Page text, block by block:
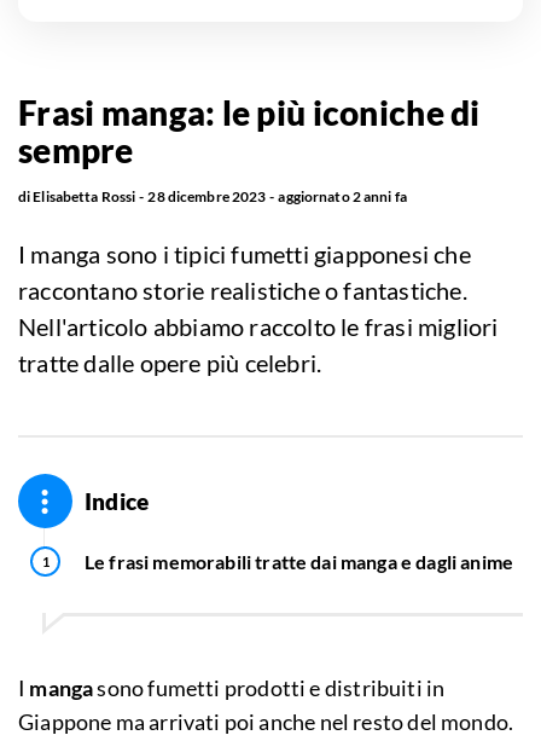
Frasi manga: le più iconiche di
sempre
diElisabetta Rossi 28 dicembre 2023 aggiornato2 anni fa
I manga sono i tipici fumetti giapponesi che
raccontano storie realistiche o fantastiche.
Nell'articolo abbiamo raccolto le frasi migliori
tratte dalle opere più celebri.
Indice
Le frasi memorabili tratte dai manga e dagli anime
I mangasono fumetti prodotti e distribuiti in
Giappone ma arrivati poi anche nel resto del mondo.